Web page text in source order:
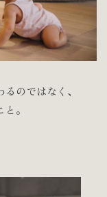
のではなく、
。